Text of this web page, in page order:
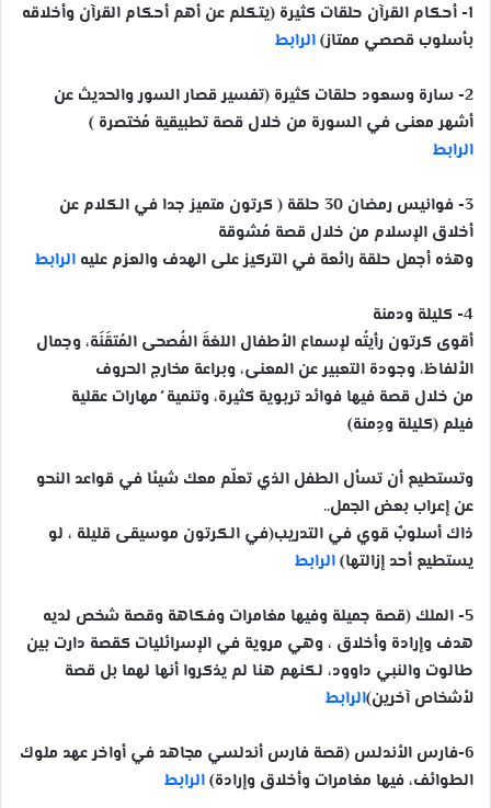
1- أحكام القرآن حلقات كثيرة (يتكلم عن أهم أحكام القرآن وأخلاقه
بأسلوب قصصي ممتاز)الرابط
2- سارة وسعود حلقات كثيرة (تفسير قصار السور والحديث عن
أشهر معنى في السورة من خلال قصة تطبيقية مُختصرة )
الرابط
3- فوانيس رمضان 30 حلقة ( كرتون متميز جدا في الكلام عن
أخلاق الإسلام من خلال قصة مُشوقة
وهذه أجمل حلقة رائعة في التركيز على الهدف والعزم عليه الرابط
4- كليلة ودمنة
أقوى كرتون رأيتُه لإسماع الأطفال اللغةَ الفُصحى المُتقَنَة، وجمال
الألفاظ، وجودة التعبير عن المعنى، وبراعة مخارج الحروف
من خلال قصة فيها فوائد تربوية كثيرة، وتنمية ُ مهارات عقلية
فيلم (كليلة ودِمنة)
وتستطيع أن تسأل الطفل الذي تعلّم معك شيئا في قواعد النحو
عن إعراب بعض الجمل..
ذاك أسلوبٌ قوي في التدريب(في الكرتون موسيقى قليلة ، لو
يستطيع أحد إزالتها)الرابط
5- الملك (قصة جميلة وفيها مغامرات وفكاهة وقصة شخص لديه
هدف وإرادة وأخلاق ، وهي مروية في الإسرائليات كقصة دارت بين
طالوت والنبي داوود، لكنهم هنا لم يذكروا أنها لهما بل قصة
لأشخاص آخرين)الرابط
6-فارس الأندلس (قصة فارس أندلسي مجاهد في أواخر عهد ملوك
الطوائف، فيها مغامرات وأخلاق وإرادة)الرابط